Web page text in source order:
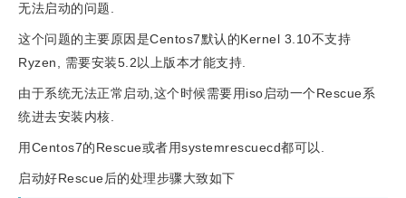
无法启动的问题.
这个问题的主要原因是Centos7默认的Kernel 3.10不支持
Ryzen, 需要安装5.2以上版本才能支持.
由于系统无法正常启动,这个时候需要用iso启动一个Rescue系
统进去安装内核.
用Centos7的Rescue或者用systemrescuecd都可以.
启动好Rescue后的处理步骤大致如下